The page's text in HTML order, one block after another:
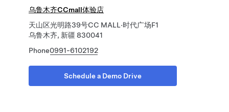
乌鲁木齐CCmall体验店
天山区光明路39号CC MALL·时代广场F1
乌鲁木齐, 新疆 830041
Phone0991-6102192
Schedule a Demo Drive